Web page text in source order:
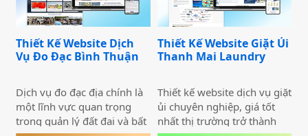
thành đối tác đáng tin cậy
của khách hàng, đồng thời
triển ngành logistics Việt
Nam. Tầm nhìn của chúng
vận tải toàn diện, kết nối
toàn quốc và vươn xa ra thị
trường quốc tế.
thông tin dịch vụ mà còn sở
hữu những chức năng quan
Thiết Kế Website Dịch
Vụ Đo Đạc Bình Thuận
Dịch vụ đo đạc địa chính là
một lĩnh vực quan trọng
trong quản lý đất đai và bất
Thiết Kế Website Giặt Ủi
Thanh Mai Laundry
Thiết kế website dịch vụ giặt
ủi chuyên nghiệp, giá tốt
nhất thị trường trở thành